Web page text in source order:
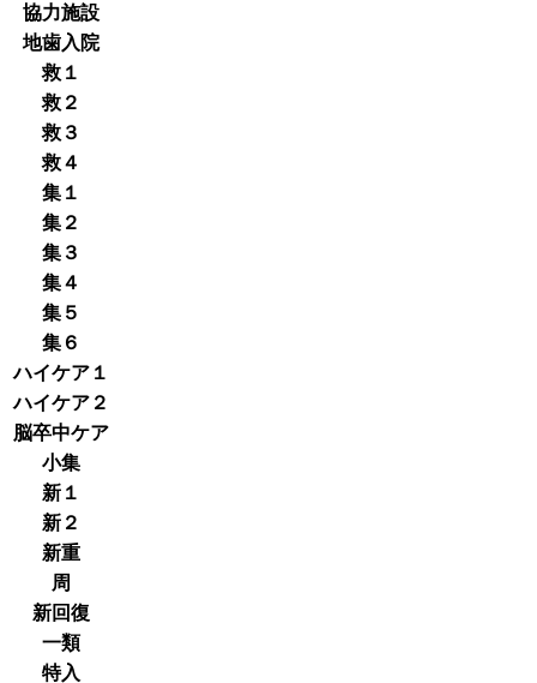
協力施設
地歯入院
救１
救２
救３
救４
集１
集２
集３
集４
集５
集６
ハイケア１
ハイケア２
脳卒中ケア
小集
新１
新２
新重
周
新回復
一類
特入